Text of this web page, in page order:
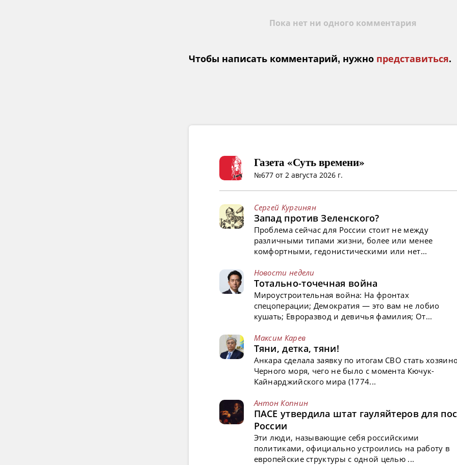
Пока нет ни одного комментария
Чтобы написать комментарий, нужно представиться.
Газета «Суть времени»
№677 от 2 августа 2026 г.
Сергей Кургинян
Запад против Зеленского?
Проблема сейчас для России стоит не между
различными типами жизни, более или менее
комфортными, гедонистическими или нет...
Новости недели
Тотально-точечная война
Мироустроительная война: На фронтах
спецоперации; Демократия — это вам не лобио
кушать; Евроразвод и девичья фамилия; От...
Максим Карев
Тяни, детка, тяни!
Анкара сделала заявку по итогам СВО стать
Черного моря, чего не было с момента Кючук-
Кайнарджийского мира (1774...
Антон Копнин
ПАСЕ утвердила штат гауляйтеров для
России
Эти люди, называющие себя российскими
политиками, официально устроились на работу в
европейские структуры с одной целью ...